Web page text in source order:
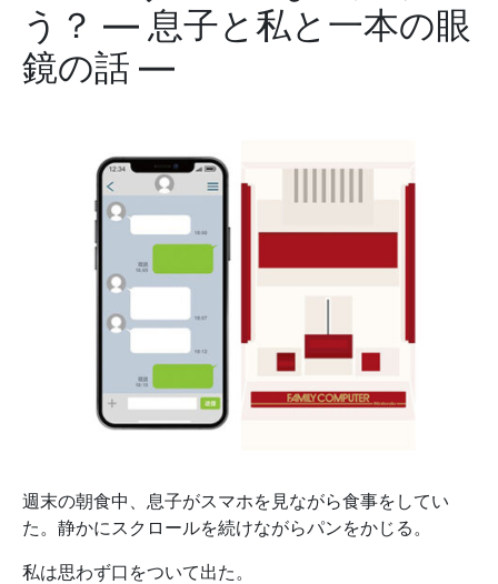
う？ ― 息子と私と一本の眼
鏡の話 ―
週末の朝食中、息子がスマホを見ながら食事をしてい
た。静かにスクロールを続けながらパンをかじる。
私は思わず口をついて出た。